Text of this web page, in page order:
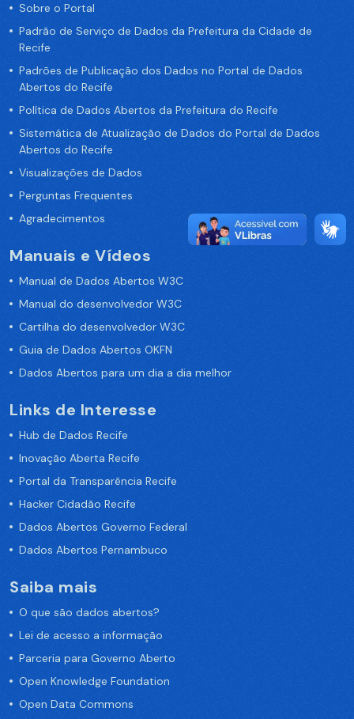
Sobre o Portal
Padrão de Serviço de Dados da Prefeitura da Cidade de
Recife
Padrões de Publicação dos Dados no Portal de Dados
Abertos do Recife
Política de Dados Abertos da Prefeitura do Recife
Sistemática de Atualização de Dados do Portal de Dados
Abertos do Recife
Visualizações de Dados
Perguntas Frequentes
Agradecimentos
Manuais e Vídeos
Manual de Dados Abertos W3C
Manual do desenvolvedor W3C
Cartilha do desenvolvedor W3C
Guia de Dados Abertos OKFN
Dados Abertos para um dia a dia melhor
Links de Interesse
Hub de Dados Recife
Inovação Aberta Recife
Portal da Transparência Recife
Hacker Cidadão Recife
Dados Abertos Governo Federal
Dados Abertos Pernambuco
Saiba mais
O que são dados abertos?
Lei de acesso a informação
Parceria para Governo Aberto
Open Knowledge Foundation
Open Data Commons